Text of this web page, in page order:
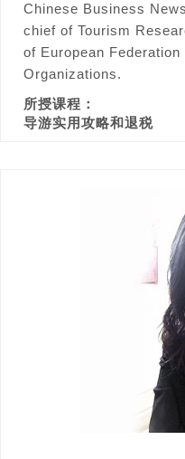
Chinese Business
chief of Tourism
of European
Organizations.
所授课程：
导游实用攻略和退税